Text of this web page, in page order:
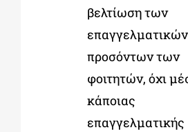
βελτίωση των
επαγγελματικών
προσόντων των
φοιτητών, όχι
κάποιας
επαγγελματικής